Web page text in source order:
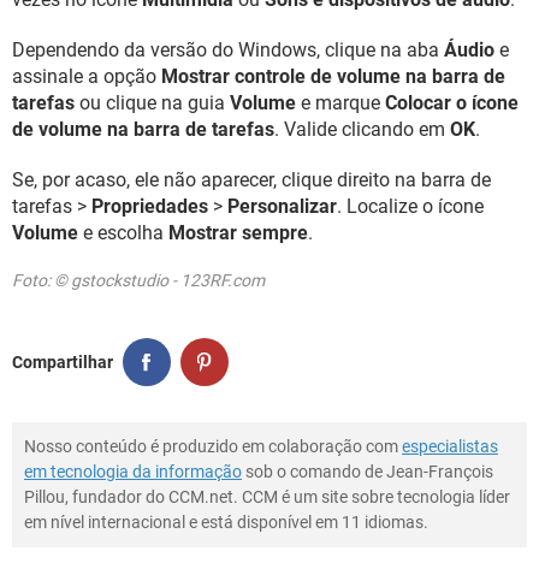
Dependendo da versão do Windows, clique na aba Áudio e
assinale a opção Mostrar controle de volume na barra de
tarefas ou clique na guia Volume e marque Colocar o ícone
de volume na barra de tarefas. Valide clicando em OK.
Se, por acaso, ele não aparecer, clique direito na barra de
tarefas > Propriedades > Personalizar. Localize o ícone
Volume e escolha Mostrar sempre.
Foto: © gstockstudio - 123RF.com
Compartilhar
Nosso conteúdo é produzido em colaboração comespecialistas
em tecnologia da informação sob o comando de Jean-François
Pillou, fundador do CCM.net. CCM é um site sobre tecnologia líder
em nível internacional e está disponível em 11 idiomas.